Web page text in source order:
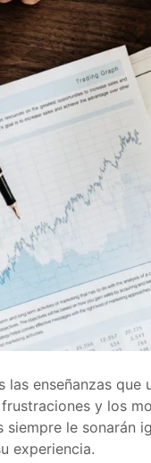
enseñanzas
y los
le
experiencia.